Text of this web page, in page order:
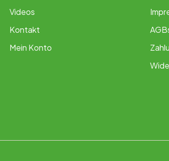
Videos
Kontakt
Mein Konto